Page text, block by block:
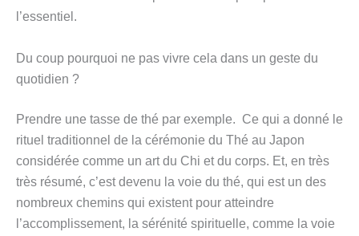
l’essentiel.
Du coup pourquoi ne pas vivre cela dans un geste du
quotidien ?
Prendre une tasse de thé par exemple. Ce qui a donné le
rituel traditionnel de la cérémonie du Thé au Japon
considérée comme un art du Chi et du corps. Et, en très
très résumé, c’est devenu la voie du thé, qui est un des
nombreux chemins qui existent pour atteindre
l’accomplissement, la sérénité spirituelle, comme la voie